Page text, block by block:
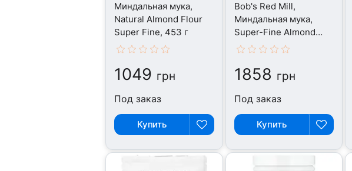
Миндальная мука,
Natural Almond Flour
Super Fine, 453 г
1049 грн
Под заказ
Купить
Bob's Red Mill,
Миндальная мука,
Super-Fine Almond
Flour, 907 г
1858 грн
Под заказ
Купить